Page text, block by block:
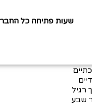
שעות פתיחה כל
רגיל
שבע